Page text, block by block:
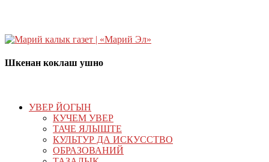
Шкенан коклаш ушно
УВЕР ЙОГЫН
КУЧЕМ УВЕР
ТАЧЕ ЯЛЫШТЕ
КУЛЬТУР ДА ИСКУССТВО
ОБРАЗОВАНИЙ